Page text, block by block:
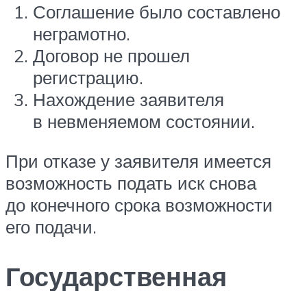
Соглашение было составлено
неграмотно.
Договор не прошел
регистрацию.
Нахождение заявителя
в невменяемом состоянии.
При отказе у заявителя имеется
возможность подать иск снова
до конечного срока возможности
его подачи.
Государственная